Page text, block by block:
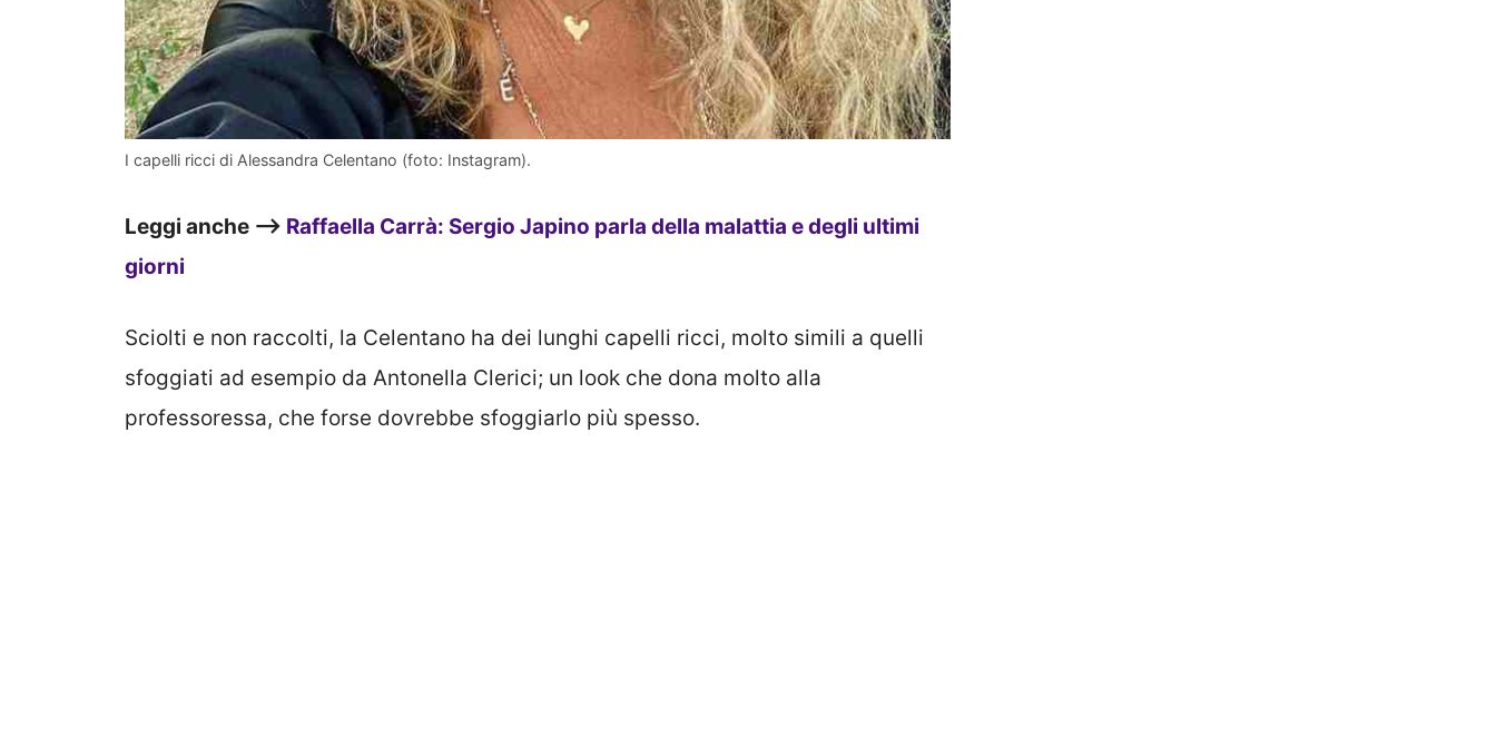
I capelli ricci di Alessandra Celentano (foto: Instagram).
Leggi anche –> Raffaella Carrà: Sergio Japino parla della malattia e degli ultimi
giorni
Sciolti e non raccolti, la Celentano ha dei lunghi capelli ricci, molto simili a quelli
sfoggiati ad esempio da Antonella Clerici; un look che dona molto alla
professoressa, che forse dovrebbe sfoggiarlo più spesso.